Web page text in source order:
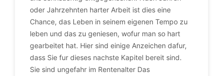
oder Jahrzehnten harter Arbeit ist dies eine
Chance, das Leben in seinem eigenen Tempo zu
leben und das zu geniesen, wofur man so hart
gearbeitet hat. Hier sind einige Anzeichen dafur,
dass Sie fur dieses nachste Kapitel bereit sind.
Sie sind ungefahr im Rentenalter Das